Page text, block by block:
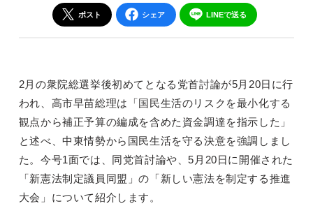
メールマガジン
ポスト シェア LINEで送る
2月の衆院総選挙後初めてとなる党首討論が5月20日に行
われ、高市早苗総理は「国民生活のリスクを最小化する
観点から補正予算の編成を含めた資金調達を指示した」
と述べ、中東情勢から国民生活を守る決意を強調しまし
た。今号1面では、同党首討論や、5月20日に開催された
「新憲法制定議員同盟」の「新しい憲法を制定する推進
大会」について紹介します。